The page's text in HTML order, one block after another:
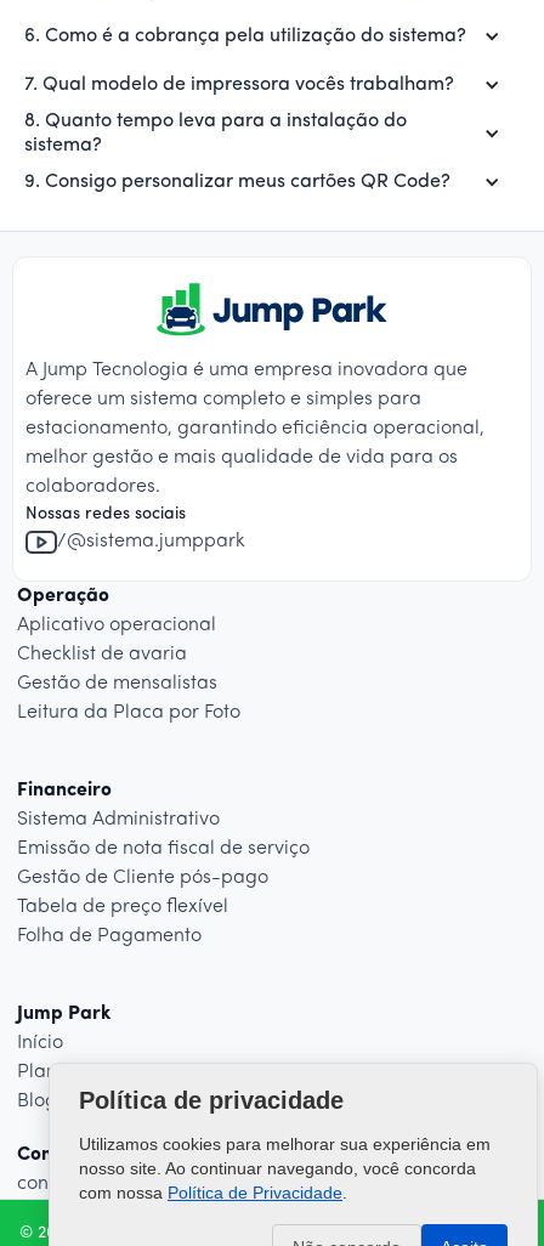
6. Como é a cobrança pela utilização do sistema?
7. Qual modelo de impressora vocês trabalham?
8. Quanto tempo leva para a instalação do
sistema?
9. Consigo personalizar meus cartões QR Code?
A Jump Tecnologia é uma empresa inovadora que
oferece um sistema completo e simples para
estacionamento, garantindo eficiência operacional,
melhor gestão e mais qualidade de vida para os
colaboradores.
Nossas redes sociais
/@sistema.jumppark
Operação
Aplicativo operacional
Checklist de avaria
Gestão de mensalistas
Leitura da Placa por Foto
Financeiro
Sistema Administrativo
Emissão de nota fiscal de serviço
Gestão de Cliente pós-pago
Tabela de preço flexível
Folha de Pagamento
Jump Park
Início
Planos
Blog
Contato
contato@jumptecnologia.com
© 2026 - Jump Park. Todos os direitos reservados
Política de privacidade
Utilizamos cookies para melhorar sua experiência em
nosso site. Ao continuar navegando, você concorda
com nossa Política de Privacidade